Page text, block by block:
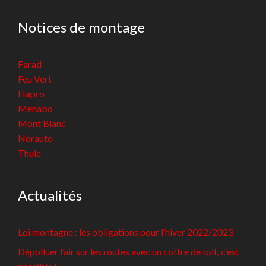
Notices de montage
Farad
Feu Vert
Hapro
Menabo
Mont Blanc
Norauto
Thule
Actualités
Loi montagne : les obligations pour l’hiver 2022/2023
Dépolluer l’air sur les routes avec un coffre de toit, c’est